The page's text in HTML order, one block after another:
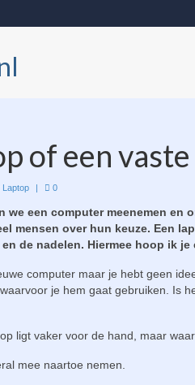
of een
Laptop | 0
we een computer meenemen en
mensen over hun keuze. Een
de nadelen. Hiermee hoop ik
computer maar je hebt geen
je hem gaat gebruiken. Is
ligt vaker voor de hand, maar
mee naartoe nemen.